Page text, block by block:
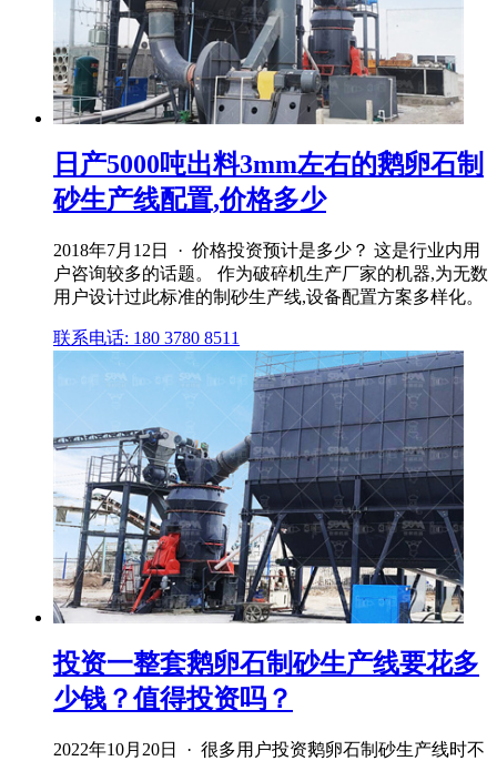
日产5000吨出料3mm左右的鹅卵石制
砂生产线配置,价格多少
2018年7月12日 · 价格投资预计是多少？ 这是行业内用
户咨询较多的话题。 作为破碎机生产厂家的机器,为无数
用户设计过此标准的制砂生产线,设备配置方案多样化。
联系电话: 180 3780 8511
投资一整套鹅卵石制砂生产线要花多
少钱？值得投资吗？
2022年10月20日 · 很多用户投资鹅卵石制砂生产线时不